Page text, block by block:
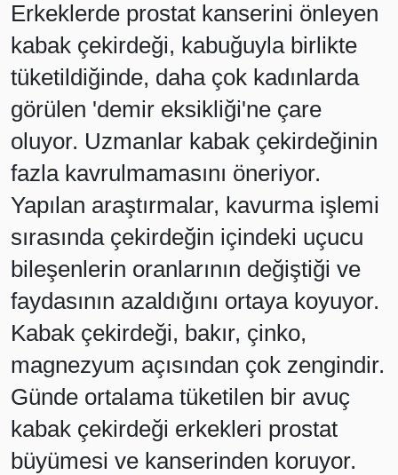
Erkeklerde prostat kanserini önleyen
kabak çekirdeği, kabuğuyla birlikte
tüketildiğinde, daha çok kadınlarda
görülen 'demir eksikliği'ne çare
oluyor. Uzmanlar kabak çekirdeğinin
fazla kavrulmamasını öneriyor.
Yapılan araştırmalar, kavurma işlemi
sırasında çekirdeğin içindeki uçucu
bileşenlerin oranlarının değiştiği ve
faydasının azaldığını ortaya koyuyor.
Kabak çekirdeği, bakır, çinko,
magnezyum açısından çok zengindir.
Günde ortalama tüketilen bir avuç
kabak çekirdeği erkekleri prostat
büyümesi ve kanserinden koruyor.